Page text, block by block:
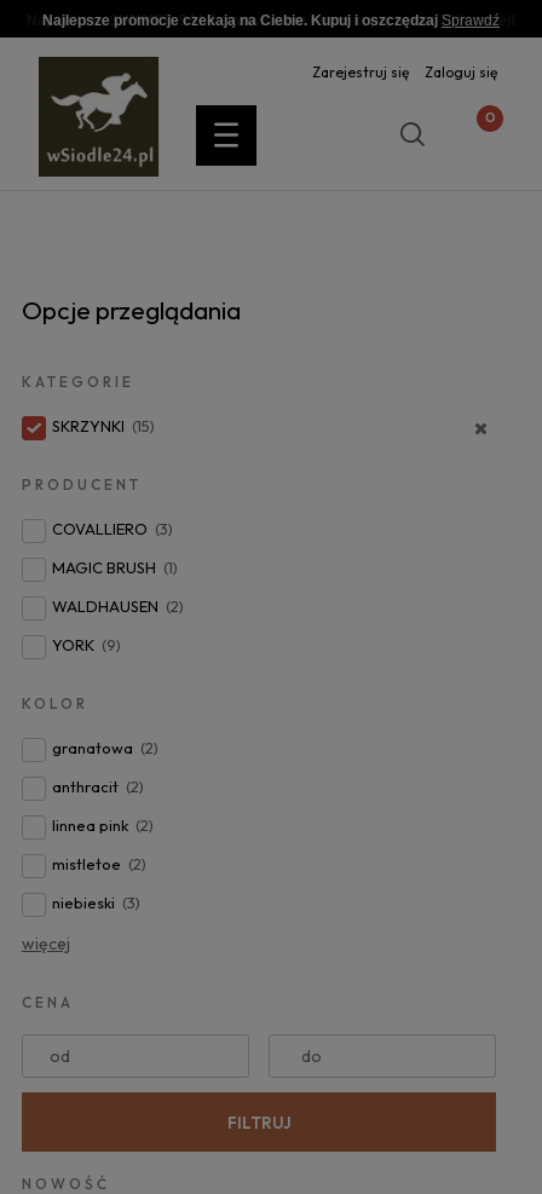
Najlepsze promocje czekają na Ciebie. Kupuj i oszczędzaj Sprawdź
Zarejestruj się Zaloguj się
Opcje przeglądania
KATEGORIE
SKRZYNKI (15)
PRODUCENT
COVALLIERO (3)
MAGIC BRUSH (1)
WALDHAUSEN (2)
YORK (9)
KOLOR
granatowa (2)
anthracit (2)
linnea pink (2)
mistletoe (2)
niebieski (3)
więcej
CENA
od do
FILTRUJ
NOWOŚĆ